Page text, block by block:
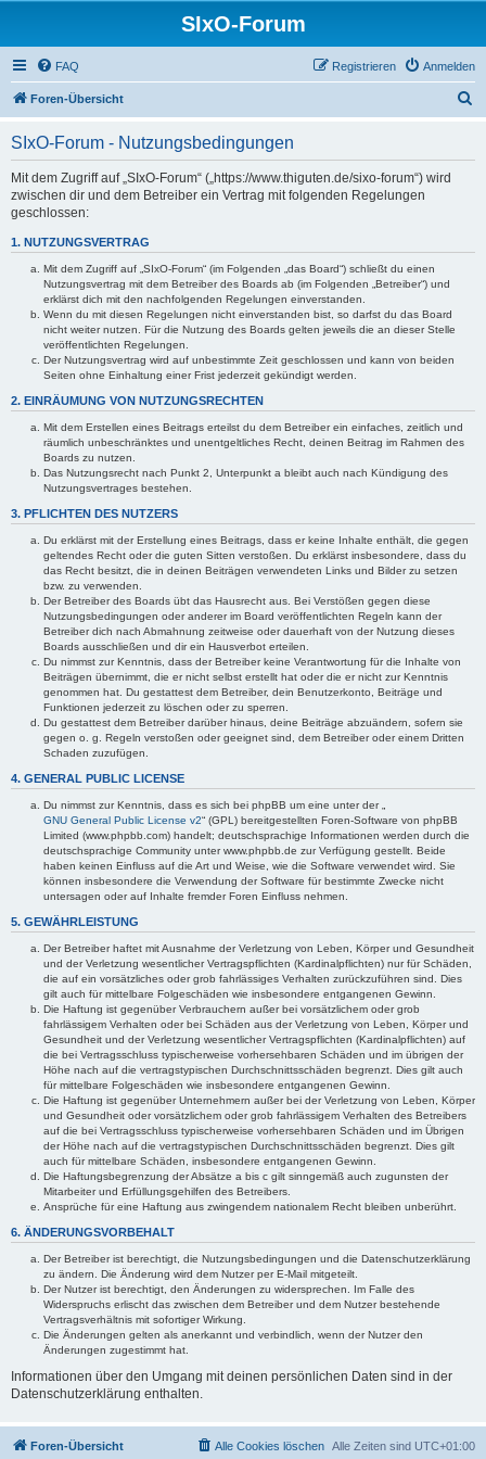
SIxO-Forum
FAQ Anmelden
Registrieren
Foren-Übersicht
SIxO-Forum - Nutzungsbedingungen
Mit dem Zugriff auf „SIxO-Forum“ („https://www.thiguten.de/sixo-forum“) wird
zwischen dir und dem Betreiber ein Vertrag mit folgenden Regelungen
geschlossen:
1. NUTZUNGSVERTRAG
Mit dem Zugriff auf „SIxO-Forum“ (im Folgenden „das Board“) schließt du einen
Nutzungsvertrag mit dem Betreiber des Boards ab (im Folgenden „Betreiber“) und
erklärst dich mit den nachfolgenden Regelungen einverstanden.
Wenn du mit diesen Regelungen nicht einverstanden bist, so darfst du das Board
nicht weiter nutzen. Für die Nutzung des Boards gelten jeweils die an dieser Stelle
veröffentlichten Regelungen.
Der Nutzungsvertrag wird auf unbestimmte Zeit geschlossen und kann von beiden
Seiten ohne Einhaltung einer Frist jederzeit gekündigt werden.
2. EINRÄUMUNG VON NUTZUNGSRECHTEN
Mit dem Erstellen eines Beitrags erteilst du dem Betreiber ein einfaches, zeitlich und
räumlich unbeschränktes und unentgeltliches Recht, deinen Beitrag im Rahmen des
Boards zu nutzen.
Das Nutzungsrecht nach Punkt 2, Unterpunkt a bleibt auch nach Kündigung des
Nutzungsvertrages bestehen.
3. PFLICHTEN DES NUTZERS
Du erklärst mit der Erstellung eines Beitrags, dass er keine Inhalte enthält, die gegen
geltendes Recht oder die guten Sitten verstoßen. Du erklärst insbesondere, dass du
das Recht besitzt, die in deinen Beiträgen verwendeten Links und Bilder zu setzen
bzw. zu verwenden.
Der Betreiber des Boards übt das Hausrecht aus. Bei Verstößen gegen diese
Nutzungsbedingungen oder anderer im Board veröffentlichten Regeln kann der
Betreiber dich nach Abmahnung zeitweise oder dauerhaft von der Nutzung dieses
Boards ausschließen und dir ein Hausverbot erteilen.
Du nimmst zur Kenntnis, dass der Betreiber keine Verantwortung für die Inhalte von
Beiträgen übernimmt, die er nicht selbst erstellt hat oder die er nicht zur Kenntnis
genommen hat. Du gestattest dem Betreiber, dein Benutzerkonto, Beiträge und
Funktionen jederzeit zu löschen oder zu sperren.
Du gestattest dem Betreiber darüber hinaus, deine Beiträge abzuändern, sofern sie
gegen o. g. Regeln verstoßen oder geeignet sind, dem Betreiber oder einem Dritten
Schaden zuzufügen.
4. GENERAL PUBLIC LICENSE
Du nimmst zur Kenntnis, dass es sich bei phpBB um eine unter der „
GNU General Public License v2“ (GPL) bereitgestellten Foren-Software von phpBB
Limited (www.phpbb.com) handelt; deutschsprachige Informationen werden durch die
deutschsprachige Community unter www.phpbb.de zur Verfügung gestellt. Beide
haben keinen Einfluss auf die Art und Weise, wie die Software verwendet wird. Sie
können insbesondere die Verwendung der Software für bestimmte Zwecke nicht
untersagen oder auf Inhalte fremder Foren Einfluss nehmen.
5. GEWÄHRLEISTUNG
Der Betreiber haftet mit Ausnahme der Verletzung von Leben, Körper und Gesundheit
und der Verletzung wesentlicher Vertragspflichten (Kardinalpflichten) nur für Schäden,
die auf ein vorsätzliches oder grob fahrlässiges Verhalten zurückzuführen sind. Dies
gilt auch für mittelbare Folgeschäden wie insbesondere entgangenen Gewinn.
Die Haftung ist gegenüber Verbrauchern außer bei vorsätzlichem oder grob
fahrlässigem Verhalten oder bei Schäden aus der Verletzung von Leben, Körper und
Gesundheit und der Verletzung wesentlicher Vertragspflichten (Kardinalpflichten) auf
die bei Vertragsschluss typischerweise vorhersehbaren Schäden und im übrigen der
Höhe nach auf die vertragstypischen Durchschnittsschäden begrenzt. Dies gilt auch
für mittelbare Folgeschäden wie insbesondere entgangenen Gewinn.
Die Haftung ist gegenüber Unternehmern außer bei der Verletzung von Leben, Körper
und Gesundheit oder vorsätzlichem oder grob fahrlässigem Verhalten des Betreibers
auf die bei Vertragsschluss typischerweise vorhersehbaren Schäden und im Übrigen
der Höhe nach auf die vertragstypischen Durchschnittsschäden begrenzt. Dies gilt
auch für mittelbare Schäden, insbesondere entgangenen Gewinn.
Die Haftungsbegrenzung der Absätze a bis c gilt sinngemäß auch zugunsten der
Mitarbeiter und Erfüllungsgehilfen des Betreibers.
Ansprüche für eine Haftung aus zwingendem nationalem Recht bleiben unberührt.
6. ÄNDERUNGSVORBEHALT
Der Betreiber ist berechtigt, die Nutzungsbedingungen und die Datenschutzerklärung
zu ändern. Die Änderung wird dem Nutzer per E-Mail mitgeteilt.
Der Nutzer ist berechtigt, den Änderungen zu widersprechen. Im Falle des
Widerspruchs erlischt das zwischen dem Betreiber und dem Nutzer bestehende
Vertragsverhältnis mit sofortiger Wirkung.
Die Änderungen gelten als anerkannt und verbindlich, wenn der Nutzer den
Änderungen zugestimmt hat.
Informationen über den Umgang mit deinen persönlichen Daten sind in der
Datenschutzerklärung enthalten.
Foren-Übersicht Alle Zeiten sind UTC+01:00
Alle Cookies löschen